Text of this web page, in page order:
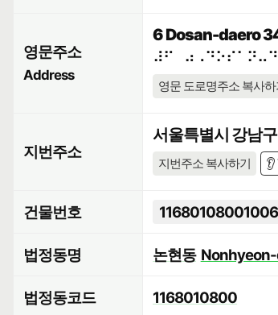
영문주소
Address
6 Dosan-daero
영문 도로명주소 복사하
지번주소
서울특별시 강남
지번주소 복사하기
건물번호
법정동명 논현동
법정동코드 1168010800